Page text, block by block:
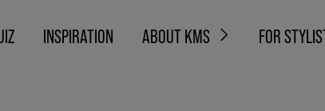
INSPIRATION ABOUT KMS FOR